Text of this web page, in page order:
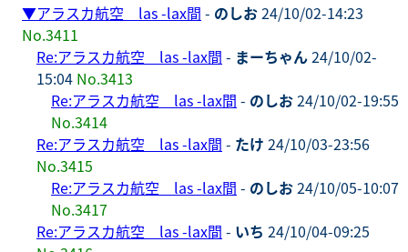
▼アラスカ航空 las -lax間 - のしお24/10/02-14:23
No.3411
Re:アラスカ航空 las -lax間 - まーちゃん24/10/02-
15:04 No.3413
Re:アラスカ航空 las -lax間 - のしお24/10/02-19:55
No.3414
Re:アラスカ航空 las -lax間 - たけ 24/10/03-23:56
No.3415
Re:アラスカ航空 las -lax間 - のしお24/10/05-10:07
No.3417
Re:アラスカ航空 las -lax間 - いち 24/10/04-09:25